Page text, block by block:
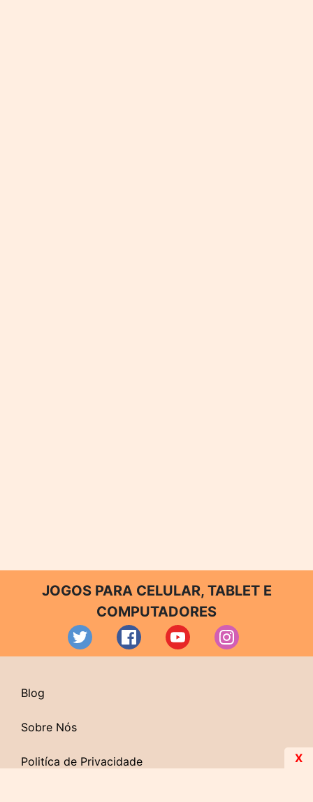
JOGOS PARA CELULAR, TABLET E
COMPUTADORES
Blog
Sobre Nós
Politíca de Privacidade X